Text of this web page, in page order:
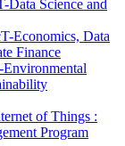
Science and
Economics, Data
Finance
of Things :
Program